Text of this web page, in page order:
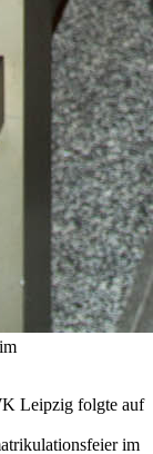
Leipzig folgte auf
im